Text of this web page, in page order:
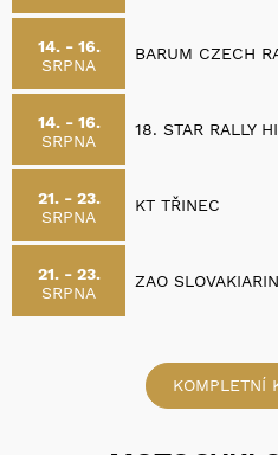
14. - 16.
SRPNA
BARUM CZECH
14. - 16.
SRPNA
18. STAR RALLY
21. - 23.
SRPNA
KT TŘINEC
21. - 23.
SRPNA
ZAO
KOMPLETNÍ